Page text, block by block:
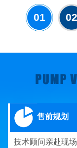
01 02
售前规划
技术顾问亲赴现